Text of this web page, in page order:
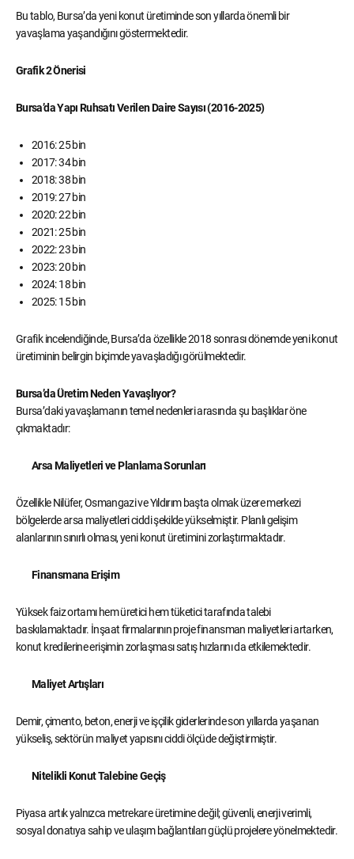
Bu tablo, Bursa’da yeni konut üretiminde son yıllarda önemli bir
yavaşlama yaşandığını göstermektedir.
Grafik 2 Önerisi
Bursa’da Yapı Ruhsatı Verilen Daire Sayısı (2016-2025)
2016: 25 bin
2017: 34 bin
2018: 38 bin
2019: 27 bin
2020: 22 bin
2021: 25 bin
2022: 23 bin
2023: 20 bin
2024: 18 bin
2025: 15 bin
Grafik incelendiğinde, Bursa’da özellikle 2018 sonrası dönemde yeni konut
üretiminin belirgin biçimde yavaşladığı görülmektedir.
Bursa’da Üretim Neden Yavaşlıyor?
Bursa’daki yavaşlamanın temel nedenleri arasında şu başlıklar öne
çıkmaktadır:
Arsa Maliyetleri ve Planlama Sorunları
Özellikle Nilüfer, Osmangazi ve Yıldırım başta olmak üzere merkezi
bölgelerde arsa maliyetleri ciddi şekilde yükselmiştir. Planlı gelişim
alanlarının sınırlı olması, yeni konut üretimini zorlaştırmaktadır.
Finansmana Erişim
Yüksek faiz ortamı hem üretici hem tüketici tarafında talebi
baskılamaktadır. İnşaat firmalarının proje finansman maliyetleri artarken,
konut kredilerine erişimin zorlaşması satış hızlarını da etkilemektedir.
Maliyet Artışları
Demir, çimento, beton, enerji ve işçilik giderlerinde son yıllarda yaşanan
yükseliş, sektörün maliyet yapısını ciddi ölçüde değiştirmiştir.
Nitelikli Konut Talebine Geçiş
Piyasa artık yalnızca metrekare üretimine değil; güvenli, enerji verimli,
sosyal donatıya sahip ve ulaşım bağlantıları güçlü projelere yönelmektedir.